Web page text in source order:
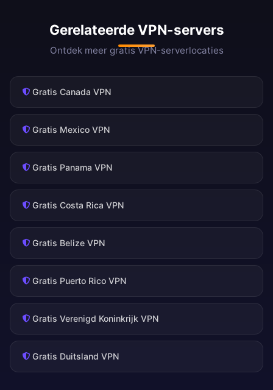
Gerelateerde VPN-servers
Ontdek meer gratis VPN-serverlocaties
Gratis Canada VPN
Gratis Mexico VPN
Gratis Panama VPN
Gratis Costa Rica VPN
Gratis Belize VPN
Gratis Puerto Rico VPN
Gratis Verenigd Koninkrijk VPN
Gratis Duitsland VPN